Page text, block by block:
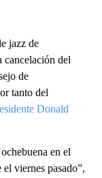
jazz de
cancelación del
de
tanto del
Donald
en el
viernes pasado”,